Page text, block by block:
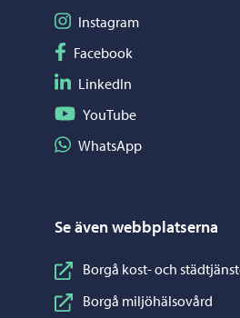
Följ på Instagram
Instagram
Följ på Facebook
Facebook
Följ på LinkedIn
LinkedIn
Följ på YouTube
YouTube
Dela på WhatsApp
WhatsApp
Se även webbplatserna
Borgå kost- och
Borgå miljöhälsovård